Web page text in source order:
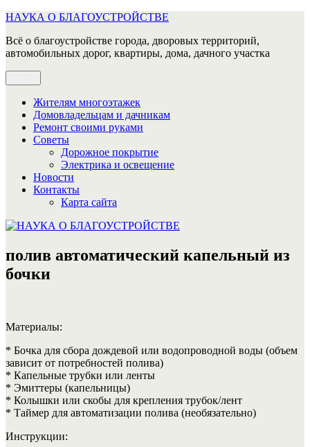
Перейти
содержимому
НАУКА О БЛАГОУСТРОЙСТВЕ
Всё о благоустройстве города, дворовых территорий,
автомобильных дорог, квартиры, дома, дачного участка
Жителям многоэтажек
Домовладельцам и дачникам
Ремонт своими руками
Советы
Дорожное покрытие
Электрика и освещение
Новости
Контакты
Карта сайта
полив автоматический капельный из
бочки
Материалы:
* Бочка для сбора дождевой или водопроводной воды (объем
зависит от потребностей полива)
* Капельные трубки или ленты
* Эмиттеры (капельницы)
* Колышки или скобы для крепления трубок/лент
* Таймер для автоматизации полива (необязательно)
Инструкции: